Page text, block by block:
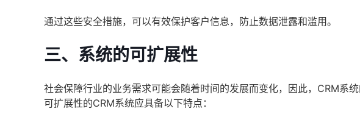
通过这些安全措施，可以有效保护客户信息，防止数据泄露和滥用。
三、系统的可扩展性
社会保障行业的业务需求可能会随着时间的发展而变化，因此，CRM系
可扩展性的CRM系统应具备以下特点：